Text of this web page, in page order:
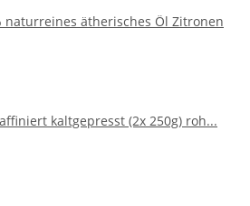
naturreines ätherisches Öl Zitronen